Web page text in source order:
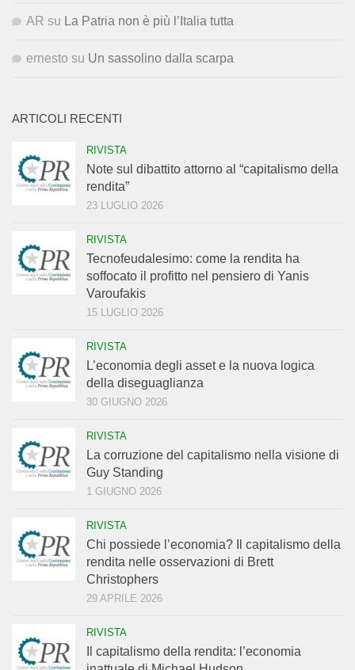
AR su La Patria non è più l’Italia tutta
ernesto su Un sassolino dalla scarpa
ARTICOLI RECENTI
RIVISTA
Note sul dibattito attorno al “capitalismo della
rendita”
23 LUGLIO 2026
RIVISTA
Tecnofeudalesimo: come la rendita ha
soffocato il profitto nel pensiero di Yanis
Varoufakis
15 LUGLIO 2026
RIVISTA
L’economia degli asset e la nuova logica
della diseguaglianza
30 GIUGNO 2026
RIVISTA
La corruzione del capitalismo nella visione di
Guy Standing
1 GIUGNO 2026
RIVISTA
Chi possiede l’economia? Il capitalismo della
rendita nelle osservazioni di Brett
Christophers
29 APRILE 2026
RIVISTA
Il capitalismo della rendita: l’economia